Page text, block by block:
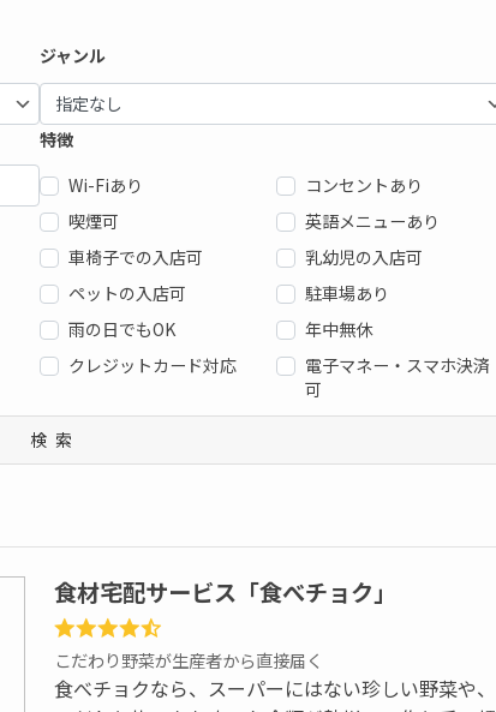
ジャンル
特徴
Wi-Fiあり
コンセントあり
喫煙可
英語メニューあり
車椅子での入店可
乳幼児の入店可
ペットの入店可
駐車場あり
雨の日でもOK
年中無休
クレジットカード対応
電子マネー・スマホ決済
可
検索
食材宅配サービス「食べチョク」
こだわり野菜が生産者から直接届く
食べチョクなら、スーパーにはない珍しい野菜や、